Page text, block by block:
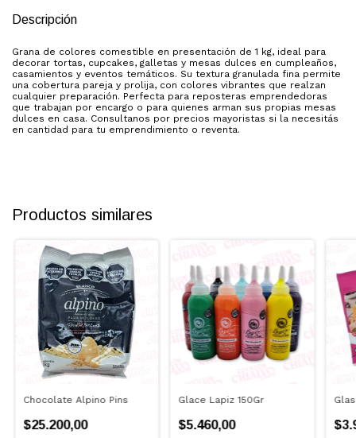
Descripción
Grana de colores comestible en presentación de 1 kg, ideal para
decorar tortas, cupcakes, galletas y mesas dulces en cumpleaños,
casamientos y eventos temáticos. Su textura granulada fina permite
una cobertura pareja y prolija, con colores vibrantes que realzan
cualquier preparación. Perfecta para reposteras emprendedoras
que trabajan por encargo o para quienes arman sus propias mesas
dulces en casa. Consultanos por precios mayoristas si la necesitás
en cantidad para tu emprendimiento o reventa.
Productos similares
Chocolate Alpino Pins
$25.200,00
Glace Lapiz 150Gr
$5.460,00